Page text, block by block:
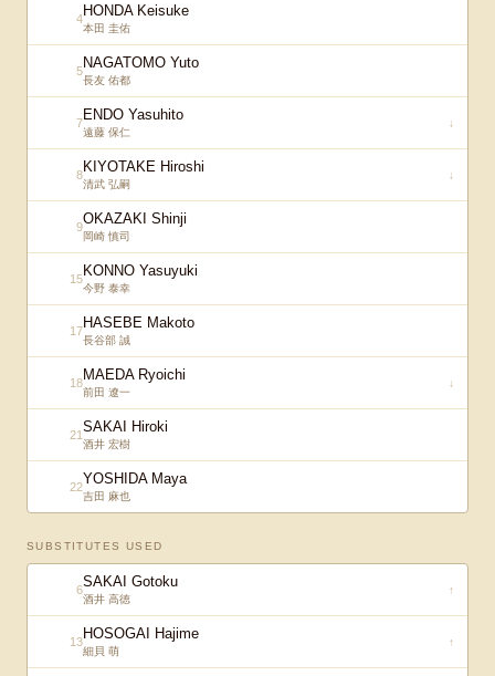
4HONDA Keisuke
本田 圭佑
5NAGATOMO Yuto
長友 佑都
7ENDO Yasuhito
遠藤 保仁
↓
8KIYOTAKE Hiroshi
清武 弘嗣
↓
9OKAZAKI Shinji
岡崎 慎司
15KONNO Yasuyuki
今野 泰幸
17HASEBE Makoto
長谷部 誠
18MAEDA Ryoichi
前田 遼一
↓
21SAKAI Hiroki
酒井 宏樹
22YOSHIDA Maya
吉田 麻也
SUBSTITUTES USED
6SAKAI Gotoku
酒井 高徳
↑
13HOSOGAI Hajime
細貝 萌
↑